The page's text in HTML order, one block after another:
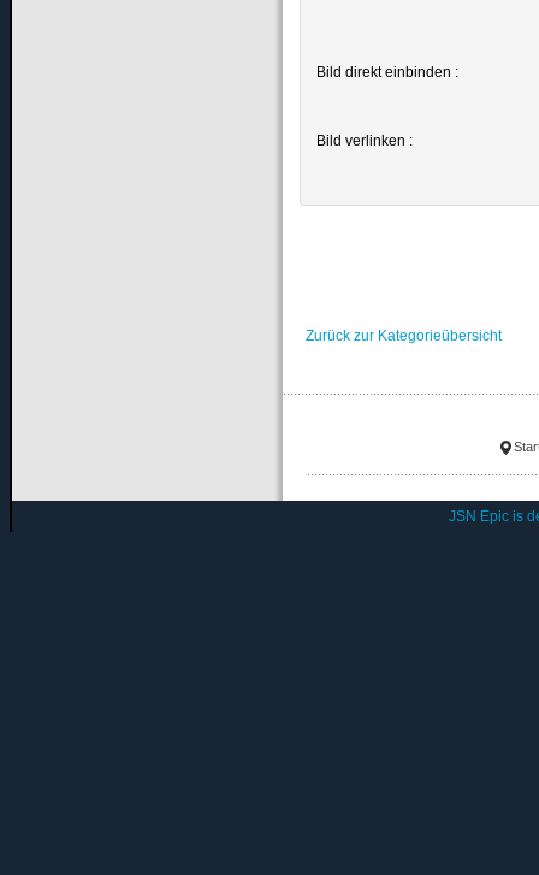
Bild direkt einbinden :
Bild verlinken :
Zurück zur Kategorieübersicht
JSN Epic is